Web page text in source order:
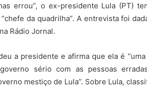
errou”, o ex-presidente Lula (PT)
da quadrilha”. A entrevista foi
Rádio Jornal.
a presidente e afirma que ela é
sério com as pessoas
mestiço de Lula”. Sobre Lula,